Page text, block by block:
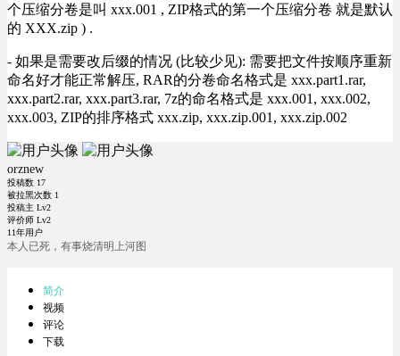
个压缩分卷是叫 xxx.001 , ZIP格式的第一个压缩分卷 就是默认
的 XXX.zip ) .
- 如果是需要改后缀的情况 (比较少见): 需要把文件按顺序重新
命名好才能正常解压, RAR的分卷命名格式是 xxx.part1.rar,
xxx.part2.rar, xxx.part3.rar, 7z的命名格式是 xxx.001, xxx.002,
xxx.003, ZIP的排序格式 xxx.zip, xxx.zip.001, xxx.zip.002
orznew
投稿数 17
被拉黑次数 1
投稿主 Lv2
评价师 Lv2
11年用户
本人已死，有事烧清明上河图
简介
视频
评论
下载